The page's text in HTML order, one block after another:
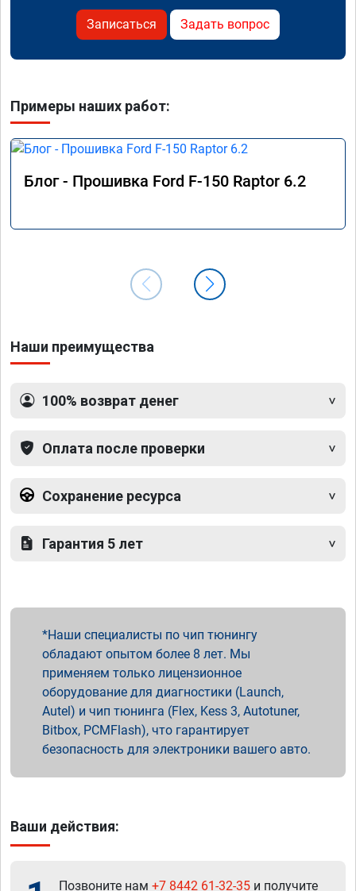
Записаться Задать вопрос
Примеры наших работ:
Блог - Прошивка Ford F-150 Raptor 6.2
Наши преимущества
100% возврат денег
Оплата после проверки
Сохранение ресурса
Гарантия 5 лет
Наши специалисты по чип тюнингу
обладают опытом более 8 лет. Мы
применяем только лицензионное
оборудование для диагностики (Launch,
Autel) и чип тюнинга (Flex, Kess 3, Autotuner,
Bitbox, PCMFlash), что гарантирует
безопасность для электроники вашего авто.
Ваши действия:
Позвоните нам +7 8442 61-32-35 и получите